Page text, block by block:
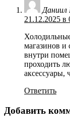
Даниил
21.12.2025 в
магазинов и
внутри
проходить
аксессуары,
Ответить
Добавить